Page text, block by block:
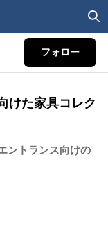
フォロー
けた家具コレク
ントランス向けの